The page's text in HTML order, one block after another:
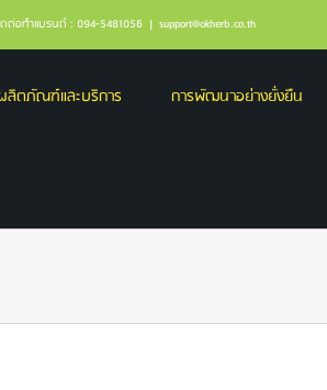
อทำแบรนด์ : 094-5481056 | support@okherb.co.th
ลิตภัณฑ์และบริการ การพัฒนาอย่างยั่งยืน